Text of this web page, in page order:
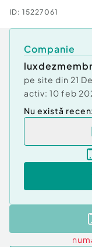
ID: 15227061
Companie
pe site din 21
activ: 10 feb
Nu există